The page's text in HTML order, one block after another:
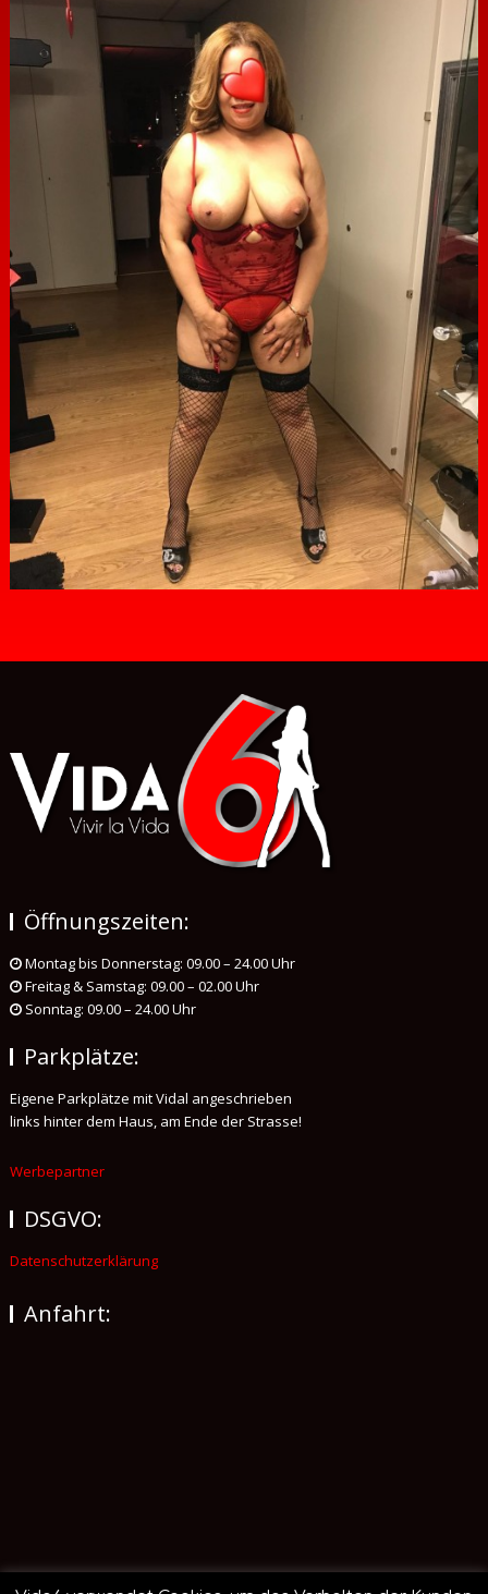
Öffnungszeiten:
Montag bis Donnerstag: 09.00 – 24.00 Uhr
Freitag & Samstag: 09.00 – 02.00 Uhr
Sonntag: 09.00 – 24.00 Uhr
Parkplätze:
Eigene Parkplätze mit Vidal angeschrieben
links hinter dem Haus, am Ende der Strasse!
Werbepartner
DSGVO:
Datenschutzerklärung
Anfahrt: